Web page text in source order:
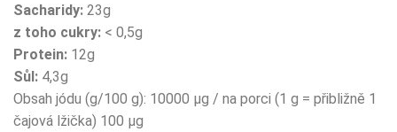
Sacharidy: 23g
z toho cukry: < 0,5g
Protein: 12g
Sůl: 4,3g
Obsah jódu (g/100 g): 10000 µg / na porci (1 g = přibližně 1
čajová lžička) 100 µg